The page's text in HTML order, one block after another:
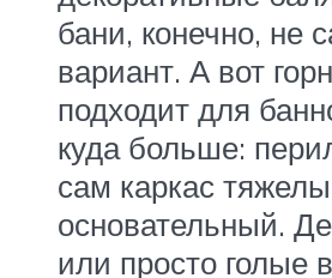
бани, конечно, не
вариант. А вот
подходит для
куда больше:
сам каркас
основательный.
или просто голые